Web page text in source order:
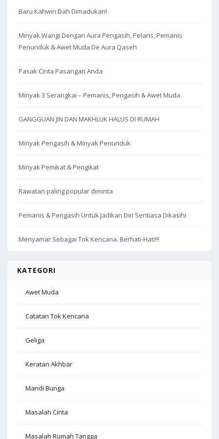
Baru Kahwin Dah Dimadukan!
Minyak Wangi Dengan Aura Pengasih, Pelaris, Pemanis
Penunduk & Awet Muda De Aura Qaseh
Pasak Cinta Pasangan Anda
Minyak 3 Serangkai – Pemanis, Pengasih & Awet Muda
GANGGUAN JIN DAN MAKHLUK HALUS DI RUMAH
Minyak Pengasih & Minyak Penunduk
Minyak Pemikat & Pengikat
Rawatan paling popular diminta
Pemanis & Pengasih Untuk Jadikan Diri Sentiasa Dikasihi
Menyamar Sebagai Tok Kencana. Berhati-Hati!!!
KATEGORI
Awet Muda
Catatan Tok Kencana
Geliga
Keratan Akhbar
Mandi Bunga
Masalah Cinta
Masalah Rumah Tangga